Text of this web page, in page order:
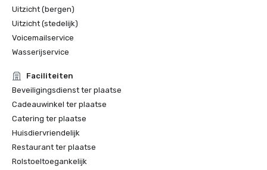
Uitzicht (bergen)
Uitzicht (stedelijk)
Voicemailservice
Wasserijservice
Faciliteiten
Beveiligingsdienst ter plaatse
Cadeauwinkel ter plaatse
Catering ter plaatse
Huisdiervriendelijk
Restaurant ter plaatse
Rolstoeltoegankelijk